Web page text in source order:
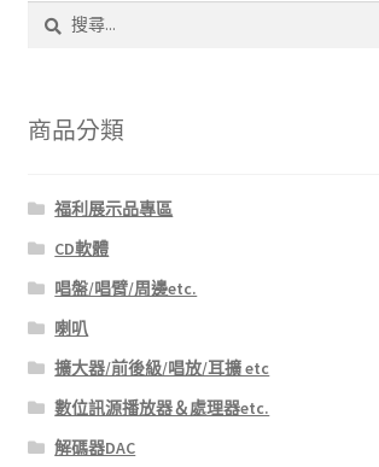
字:
商品分類
福利展示品專區
CD軟體
唱盤/唱臂/周邊etc.
喇叭
擴大器/前後級/唱放/耳擴 etc
數位訊源播放器＆處理器etc.
解碼器DAC